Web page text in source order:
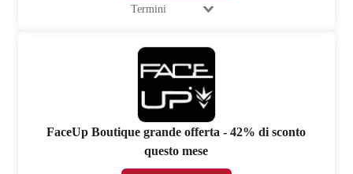
Termini
FaceUp Boutique grande offerta - 42% di sconto
questo mese